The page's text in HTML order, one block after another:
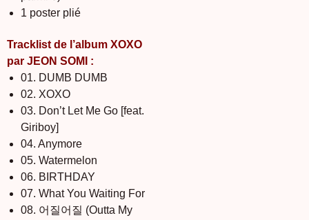
1 poster plié
Tracklist de l’album XOXO
par JEON SOMI :
01. DUMB DUMB
02. XOXO
03. Don’t Let Me Go [feat.
Giriboy]
04. Anymore
05. Watermelon
06. BIRTHDAY
07. What You Waiting For
08. 어질어질 (Outta My